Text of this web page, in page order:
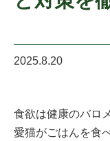
2025.8.20
食欲は健康のバロ
愛猫がごはんを食